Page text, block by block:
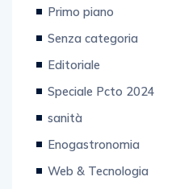
Primo piano
Senza categoria
Editoriale
Speciale Pcto 2024
sanità
Enogastronomia
Web & Tecnologia